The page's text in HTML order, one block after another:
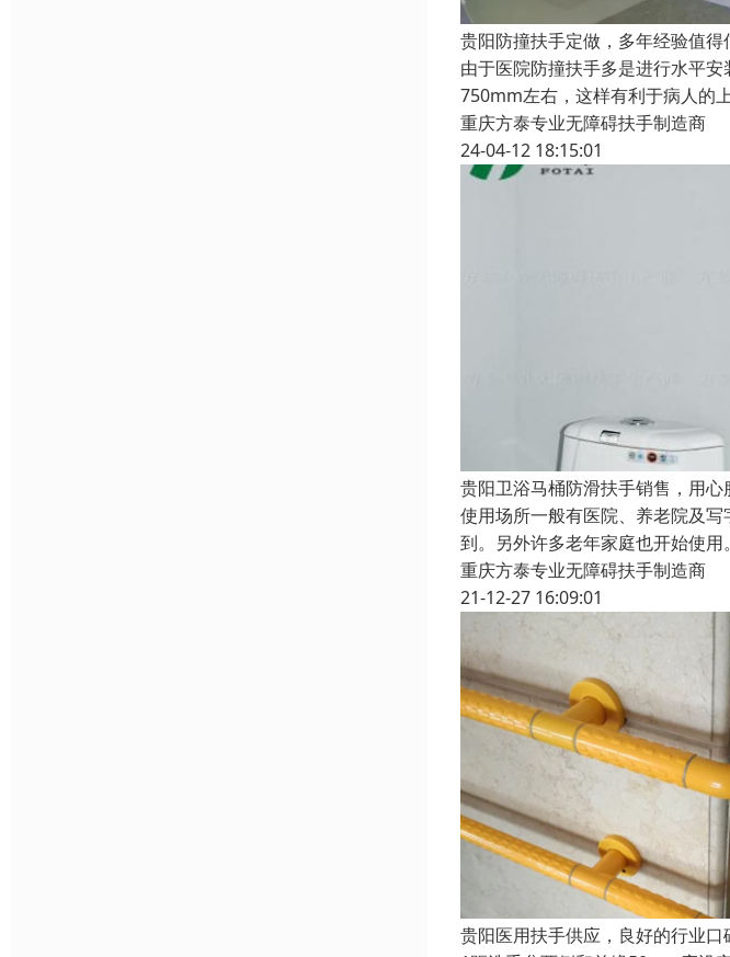
贵阳防撞扶手定做，多年经验值得
由于医院防撞扶手多是进行水平
750mm左右，这样有利于病人的
重庆方泰专业无障碍扶手制造商
24-04-12 18:15:01
贵阳卫浴马桶防滑扶手销售，用心
使用场所一般有医院、养老院及
到。另外许多老年家庭也开始使
重庆方泰专业无障碍扶手制造商
21-12-27 16:09:01
贵阳医用扶手供应，良好的行业口